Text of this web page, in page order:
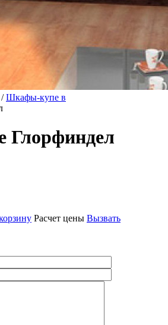
/Шкафы-купе в
Расчет цены Вызвать